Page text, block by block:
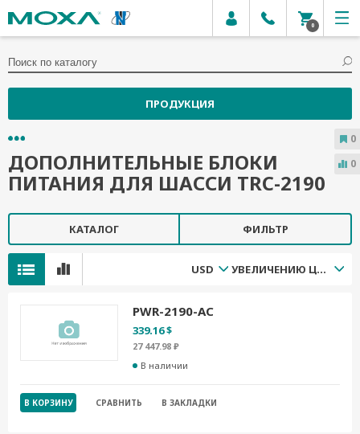
0
ПРОДУКЦИЯ
ДОПОЛНИТЕЛЬНЫЕ БЛОКИ
ПИТАНИЯ ДЛЯ ШАССИ TRC-2190
КАТАЛОГ ФИЛЬТР
USD УВЕЛИЧЕНИЮ ЦЕНЫ
PWR-2190-AC
339.16 $
27 447.98 ₽
В наличии
В КОРЗИНУ СРАВНИТЬ В ЗАКЛАДКИ
0
0